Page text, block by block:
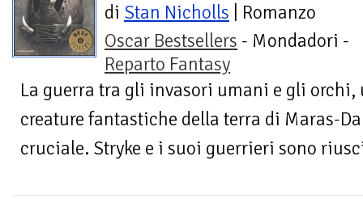
di Stan Nicholls | Romanzo
Oscar Bestsellers - Mondadori -
Reparto Fantasy
La guerra tra gli invasori umani e gli
creature fantastiche della terra di Maras-
cruciale. Stryke e i suoi guerrieri sono